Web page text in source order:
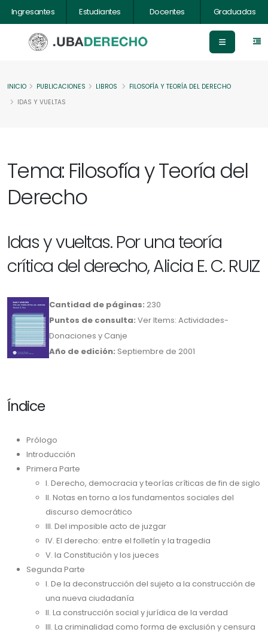
Ingresantes Estudiantes Docentes Graduadas
INICIO PUBLICACIONES LIBROS
FILOSOFÍA Y TEORÍA DEL DERECHO
IDAS Y VUELTAS
Tema: Filosofía y Teoría del
Derecho
Idas y vueltas. Por una teoría
crítica del derecho, Alicia E. C. RUIZ
Cantidad de páginas: 230
Puntos de consulta: Ver Items: Actividades-
Donaciones y Canje
Año de edición: Septiembre de 2001
Índice
Prólogo
Introducción
Primera Parte
I. Derecho, democracia y teorías críticas de fin de siglo
II. Notas en torno a los fundamentos sociales del
discurso democrático
III. Del imposible acto de juzgar
IV. El derecho: entre el folletín y la tragedia
V. la Constitución y los jueces
Segunda Parte
I. De la deconstrucción del sujeto a la construcción de
una nueva ciudadanía
II. La construcción social y jurídica de la verdad
III. La criminalidad como forma de exclusión y censura